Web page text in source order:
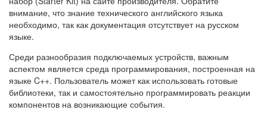
внимание, что знание технического английского языка
необходимо, так как документация отсутствует на русском
языке.
Среди разнообразия подключаемых устройств, важным
аспектом является среда программирования, построенная на
языке C++. Пользователь может как использовать готовые
библиотеки, так и самостоятельно программировать реакции
компонентов на возникающие события.